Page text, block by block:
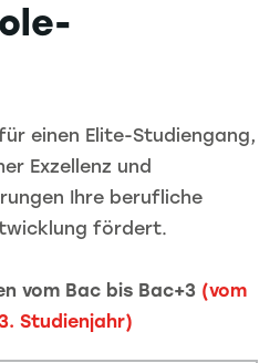
einen Elite-Studiengang,
Exzellenz und
Ihre berufliche
fördert.
vom Bac bis Bac+3 (vom
Studienjahr)